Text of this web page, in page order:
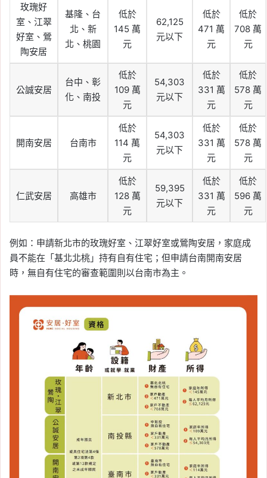
玫瑰好
室、江翠
好室、鶯
陶安居
基隆、台
北、新
北、桃園
低於
145 萬
元
62,125
元以下
低於
471 萬
元
低於
708 萬
元
公誠安居
台中、彰
化、南投
低於
109 萬
元
54,303
元以下
低於
331 萬
元
低於
578 萬
元
開南安居 台南市
低於
114 萬
元
54,303
元以下
低於
331 萬
元
低於
578 萬
元
仁武安居 高雄市
低於
128 萬
元
59,395
元以下
低於
331 萬
元
低於
596 萬
元
例如：申請新北市的玫瑰好室、江翠好室或鶯陶安居，家庭成
員不能在「基北北桃」持有自有住宅；但申請台南開南安居
時，無自有住宅的審查範圍則以台南市為主。